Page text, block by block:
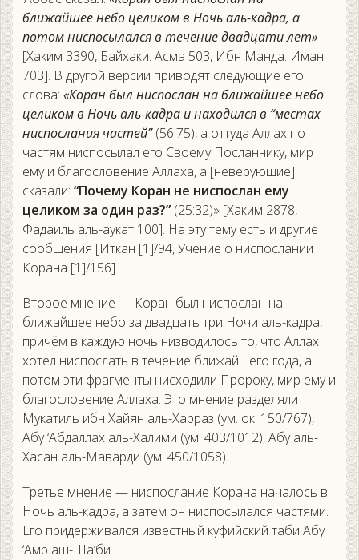
ближайшее небо целиком в Ночь аль-кадра, а
потом ниспосылался в течение двадцати лет»
[Хаким 3390, Байхаки. Асма 503, Ибн Манда. Иман
703]. В другой версии приводят следующие его
слова: «Коран был ниспослан на ближайшее небо
целиком в Ночь аль-кадра и находился в “местах
ниспослания частей”(56:75), а оттуда Аллах по
частям ниспосылал его Своему Посланнику, мир
ему и благословение Аллаха, а [неверующие]
сказали: “Почему Коран не ниспослан ему
целиком за один раз?” (25:32)» [Хаким 2878,
Фадаиль аль-аукат 100]. На эту тему есть и другие
сообщения [Иткан [1]/94, Учение о ниспослании
Корана [1]/156].
Второе мнение — Коран был ниспослан на
ближайшее небо за двадцать три Ночи аль-кадра,
причём в каждую ночь низводилось то, что Аллах
хотел ниспослать в течение ближайшего года, а
потом эти фрагменты нисходили Пророку, мир ему и
благословение Аллаха. Это мнение разделяли
Мукатиль ибн Хайян аль-Харраз (ум. ок. 150/767),
Абу ‘Абдаллах аль-Халими (ум. 403/1012), Абу аль-
Хасан аль-Маварди (ум. 450/1058).
Третье мнение — ниспослание Корана началось в
Ночь аль-кадра, а затем он ниспосылался частями.
Его придерживался известный куфийский таби Абу
‘Амр аш-Ша‘би.